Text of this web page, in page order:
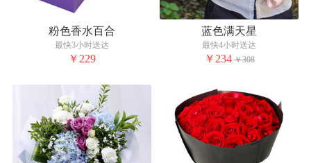
粉色香水百合
最快3小时送达
￥229
蓝色满天星
最快4小时送达
￥234 ￥308